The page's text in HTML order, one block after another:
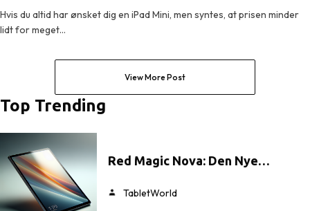
Hvis du altid har ønsket dig en iPad Mini, men syntes, at prisen minder
lidt for meget…
View More Post
Top Trending
Red Magic Nova: Den Nye…
TabletWorld